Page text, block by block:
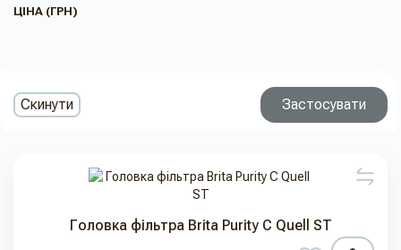
ЦІНА (ГРН)
Скинути Застосувати
Головка фільтра Brita Purity C Quell ST